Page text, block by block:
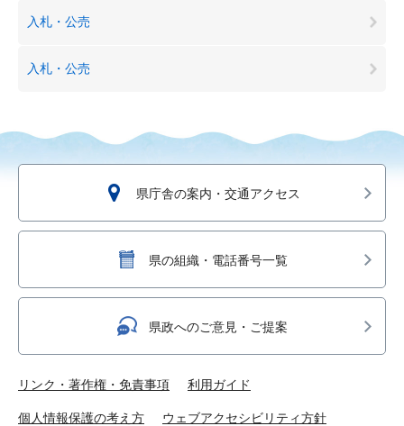
入札・公売
入札・公売
県庁舎の案内・交通アクセス
県の組織・電話番号一覧
県政へのご意見・ご提案
リンク・著作権・免責事項 利用ガイド
個人情報保護の考え方 ウェブアクセシビリティ方針